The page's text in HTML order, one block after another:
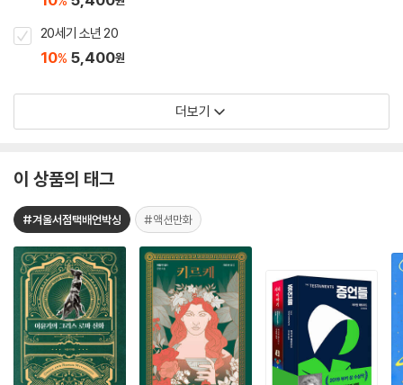
20세기 소년 20
10% 5,400원
더보기
이 상품의 태그
#겨울서점택배언박싱 #액션만화